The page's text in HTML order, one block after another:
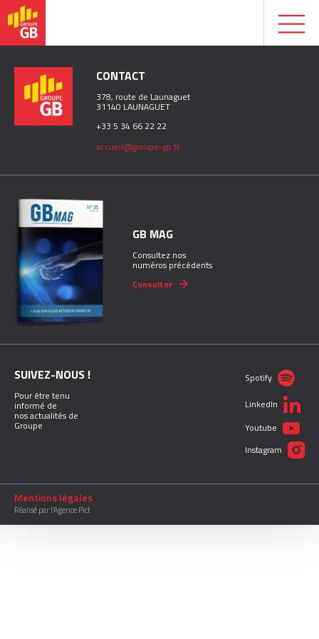
CONTACT
378, route de Launaguet
31140 LAUNAGUET
+33 5 34 66 22 22
accueil@groupe-gb.fr
GB MAG
Consultez nos
numéros précédents
Consulter
SUIVEZ-NOUS !
Pour être tenu
informé de
nos actualités de
Groupe
Spotify
LinkedIn
Youtube
Instagram
Mentions légales
Réalisé par l’Agence Pict